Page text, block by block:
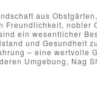
aus
Freundlichkeit, nobler
ein wesentlicher
und Gesundheit
– eine wertvolle
Umgebung, Nag